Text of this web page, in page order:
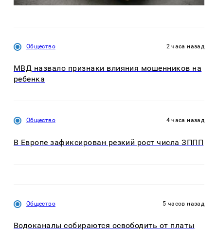
Общество 2 часа назад
МВД назвало признаки влияния мошенников на
ребенка
Общество 4 часа назад
В Европе зафиксирован резкий рост числа ЗППП
Общество 5 часов назад
Водоканалы собираются освободить от платы